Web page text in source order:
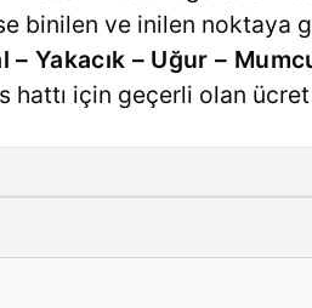
binilen ve inilen noktaya
– Yakacık – Uğur –
hattı için geçerli olan